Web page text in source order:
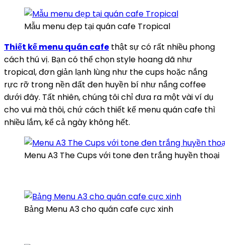
Mẫu menu đẹp tại quán cafe Tropical
Thiết kế menu quán cafe thật sự có rất nhiều phong
cách thú vị. Bạn có thể chọn style hoang dã như
tropical, đơn giản lạnh lùng như the cups hoặc nắng
rực rỡ trong nền đất đen huyền bí như nắng coffee
dưới đây. Tất nhiên, chúng tôi chỉ đưa ra một vài ví dụ
cho vui mà thôi, chứ cách thiết kế menu quán cafe thì
nhiều lắm, kể cả ngày không hết.
Menu A3 The Cups với tone đen trắng huyền thoại
Bảng Menu A3 cho quán cafe cực xinh